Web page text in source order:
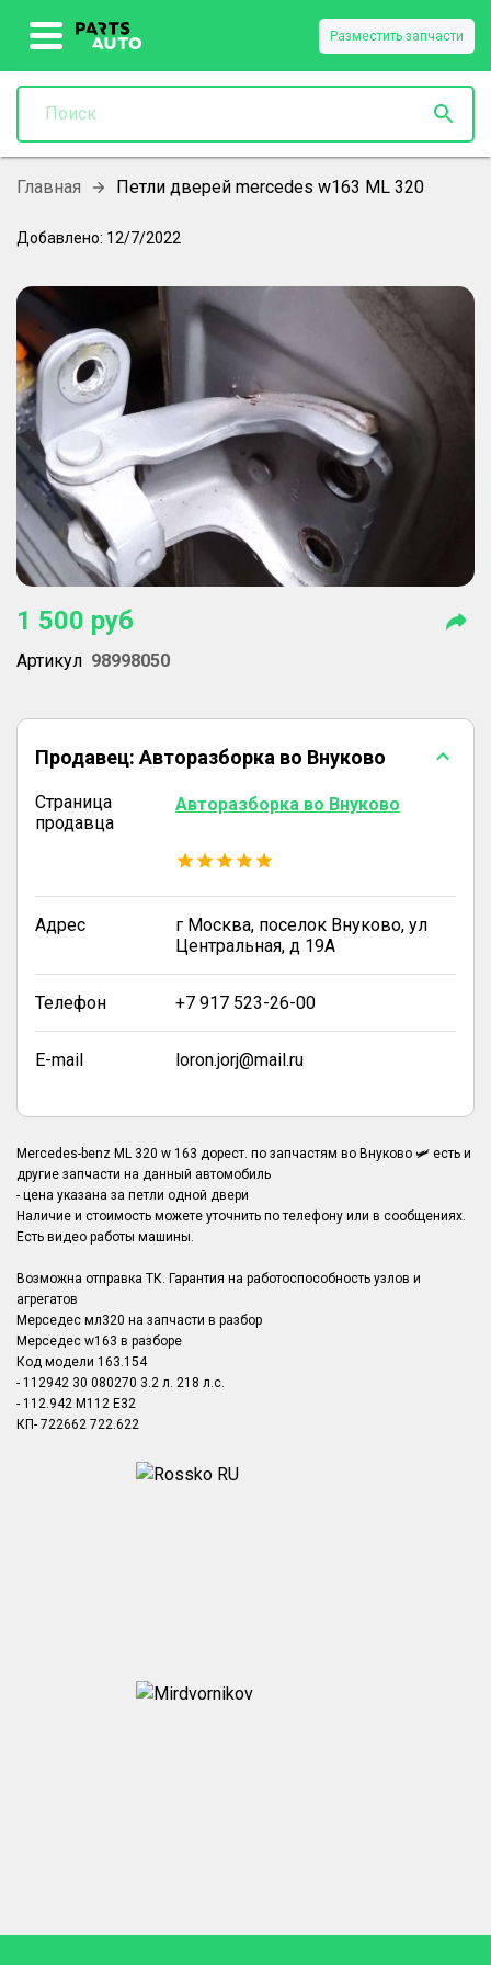
Разместить запчасти
Главная Петли дверей mercedes w163 ML 320
Добавлено: 12/7/2022
1 500 руб
Артикул 98998050
Продавец: Авторазборка во Внуково
Страница
продавца
Авторазборка во Внуково
Адрес
г Москва, поселок Внуково, ул
Центральная, д 19А
Телефон +7 917 523-26-00
E-mail loron.jorj@mail.ru
Mercedes-benz ML 320 w 163 дорест. по запчастям во Внуково 🛩️ есть и
другие запчасти на данный автомобиль
- цена указана за петли одной двери
Наличие и стоимость можете уточнить по телефону или в сообщениях.
Есть видео работы машины.
Возможна отправка ТК. Гарантия на работоспособность узлов и
агрегатов
Мерседес мл320 на запчасти в разбор
Мерседес w163 в разборе
Код модели 163.154
- 112942 30 080270 3.2 л. 218 л.с.
- 112.942 M112 E32